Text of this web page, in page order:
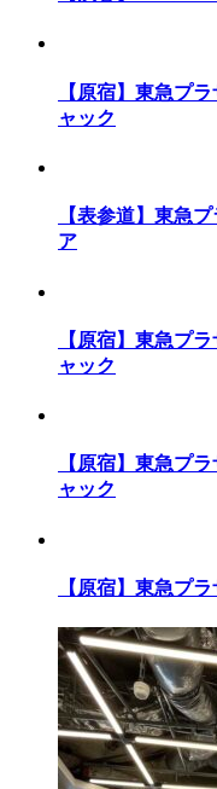
【原宿】東急プ
ャック
【表参道】東急
ア
【原宿】東急プ
ャック
【原宿】東急プ
ャック
【原宿】東急プ